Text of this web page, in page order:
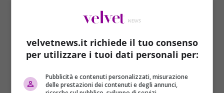
05/11/2017
domenica 5 novembre, gli abitanti di via Tommaso
Natale, a Palermo,...
Read More
velvetnews.it richiede il tuo consenso
per utilizzare i tuoi dati personali per:
Pubblicità e contenuti personalizzati, misurazione
delle prestazioni dei contenuti e degli annunci,